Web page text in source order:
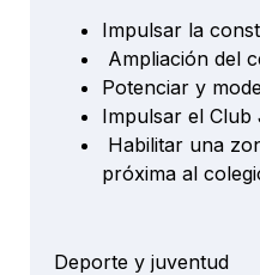
Impulsar la
Ampliación del
Potenciar y
Impulsar el Club
Habilitar una
próxima al
Deporte y juventud